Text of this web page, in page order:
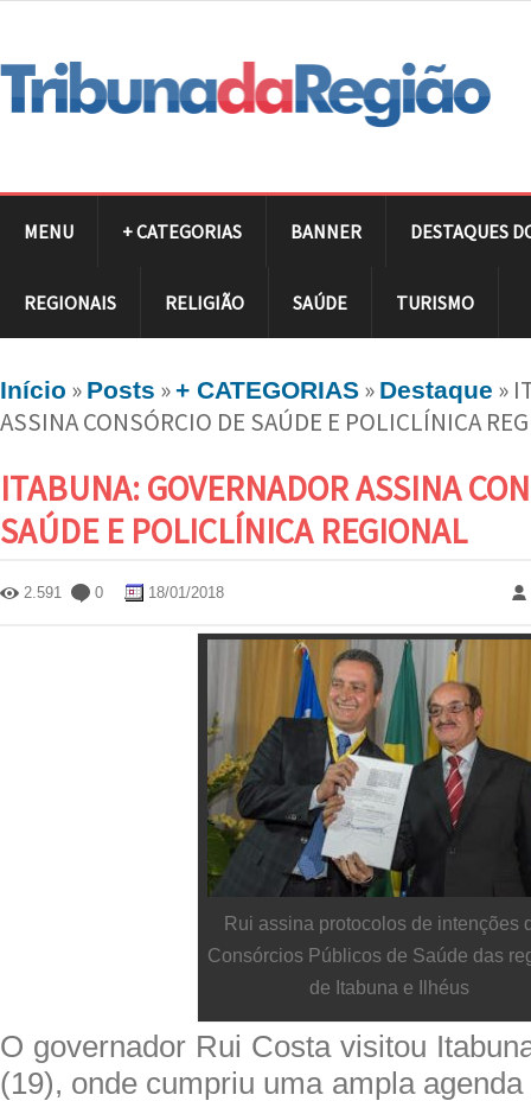
MENU + CATEGORIAS BANNER DESTAQUES
REGIONAIS RELIGIÃO SAÚDE TURISMO
Início » Posts »+ CATEGORIAS » Destaque »
ASSINA CONSÓRCIO DE SAÚDE E POLICLÍNICA
ITABUNA: GOVERNADOR ASSINA
SAÚDE E POLICLÍNICA REGIONAL
2.591 0 18/01/2018
Rui assina protocolos de intenções
Consórcios Públicos de Saúde das
de Itabuna e Ilhéus
O governador Rui Costa visitou
(19), onde cumpriu uma ampla